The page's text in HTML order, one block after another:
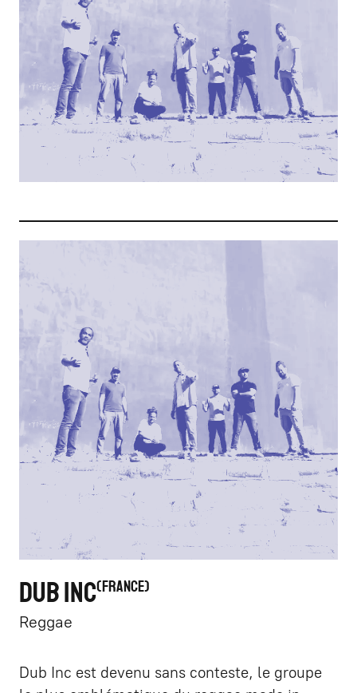
DUB INC FRANCE
Reggae
Dub Inc est devenu sans conteste, le groupe